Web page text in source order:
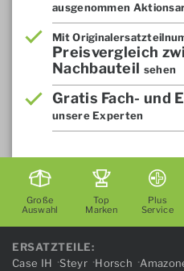
ausgenommen
Mit
Preisvergleich
Nachbauteil sehen
Gratis Fach- und
unsere Experten
Große
Auswahl
Top
Marken
Plus
Service
ERSATZTEILE:
Case IH
Steyr Horsch